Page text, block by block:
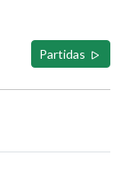
Partidas